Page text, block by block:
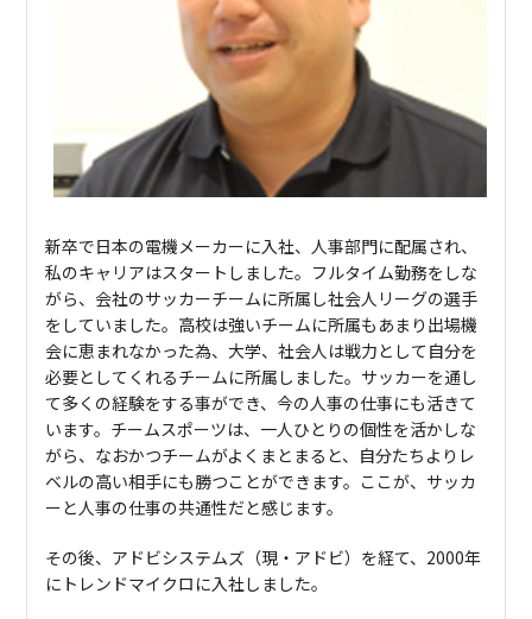
新卒で⽇本の電機メーカーに入社、⼈事部⾨に配属され、
私のキャリアはスタートしました。フルタイム勤務をしな
がら、会社のサッカーチームに所属し社会人リーグの選手
をしていました。高校は強いチームに所属もあまり出場機
会に恵まれなかった為、大学、社会人は戦力として自分を
必要としてくれるチームに所属しました。サッカーを通し
て多くの経験をする事ができ、今の人事の仕事にも活きて
います。チームスポーツは、一人ひとりの個性を活かしな
がら、なおかつチームがよくまとまると、自分たちよりレ
ベルの高い相手にも勝つことができます。ここが、サッカ
ーと人事の仕事の共通性だと感じます。
その後、アドビシステムズ（現・アドビ）を経て、2000年
にトレンドマイクロに入社しました。